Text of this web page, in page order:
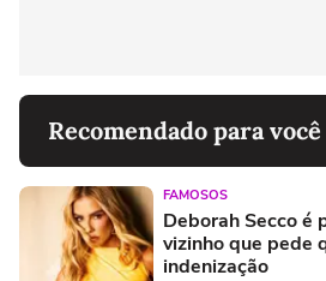
Recomendado para você
FAMOSOS
Deborah Secco é
vizinho que pede
indenização